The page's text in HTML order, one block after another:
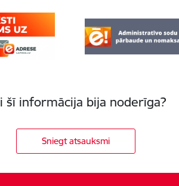
šī informācija bija noderīga?
Sniegt atsauksmi